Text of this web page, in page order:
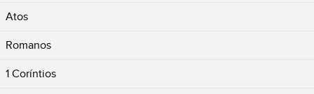
Atos
Romanos
1 Coríntios